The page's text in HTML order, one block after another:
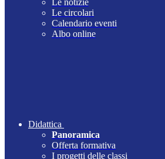
Le notizie
Le circolari
Calendario eventi
Albo online
Didattica
Panoramica
Offerta formativa
I progetti delle classi